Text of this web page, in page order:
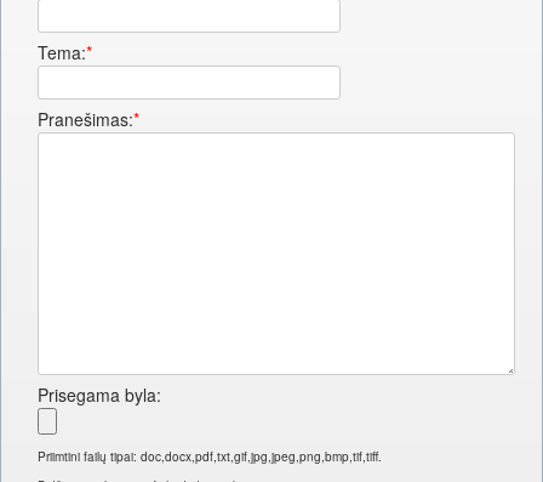
Tema:*
Pranešimas:*
Prisegama byla:
Priimtini failų tipai: doc,docx,pdf,txt,gif,jpg,jpeg,png,bmp,tif,tiff.